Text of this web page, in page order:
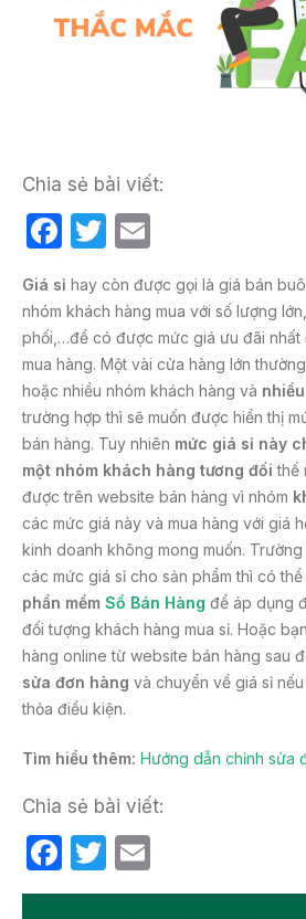
Chia sẻ bài viết:
F
c
e
b
o
o
k
T
itt
er
ail
Giá sỉ hay còn được gọi là giá bán
nhóm khách hàng mua với số lượng
phối,…để có được mức giá ưu đãi nhất
mua hàng. Một vài cửa hàng lớn
hoặc nhiều nhóm khách hàng và
trường hợp thì sẽ muốn được hiển thị
bán hàng. Tuy nhiên mức giá sỉ này
một nhóm khách hàng tương đối thế
được trên website bán hàng vì nhóm
các mức giá này và mua hàng với giá
kinh doanh không mong muốn.
các mức giá sỉ cho sản phẩm thì có thể
phần mềm Sổ Bán Hàng để áp dụng
đối tượng khách hàng mua sỉ. Hoặc
hàng online từ website bán hàng sau
sửa đơn hàng và chuyển về giá sỉ
thỏa điều kiện.
Tìm hiểu thêm: Hướng dẫn chỉnh sửa
Chia sẻ bài viết:
F
a
T
w m